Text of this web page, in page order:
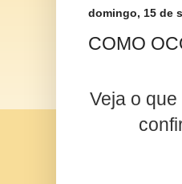
domingo, 15 de
COMO
Veja o